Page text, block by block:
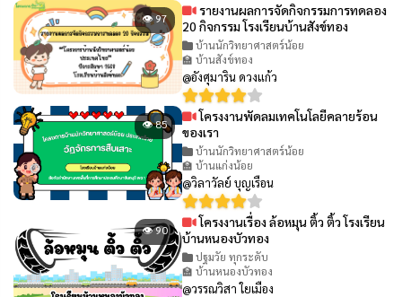
👁 97
รายงานผลการจัดกิจกรรมการทดลอง
20 กิจกรรม โรงเรียนบ้านสังข์ทอง
บ้านนักวิทยาศาสตร์น้อย
🏫 บ้านสังข์ทอง
@อังศุมาริน ดวงแก้ว
👁 85
โครงงานพัดลมเทคโนโลยีคลายร้อน
ของเรา
บ้านนักวิทยาศาสตร์น้อย
🏫 บ้านแก่งน้อย
@วิลาวัลย์ บุญเรือน
👁 90
โครงงานเรื่อง ล้อหมุน ติ้ว ติ้ว โรงเรียน
บ้านหนองบัวทอง
ปฐมวัย ทุกระดับ
🏫 บ้านหนองบัวทอง
@วรรณวิสา ใยเมือง